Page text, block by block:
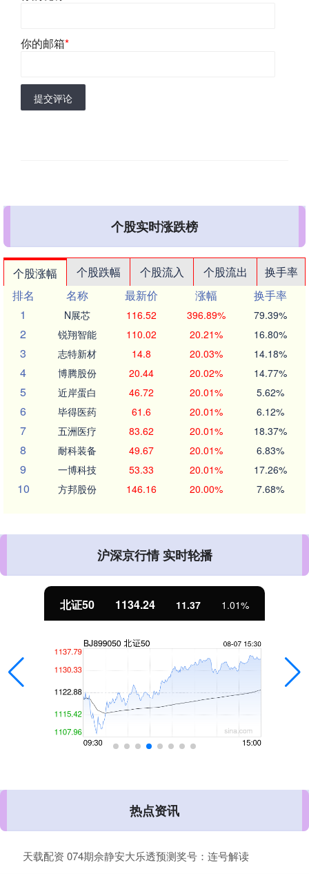
你的邮箱*
提交评论
个股实时涨跌榜
个股涨幅 个股跌幅 个股流入 个股流出
换手率
排名
名称 最新价 涨幅
换手率
1
N展芯 116.52 396.89% 79.39%
2 锐翔智能 110.02 20.21% 16.80%
3 志特新材 14.8 20.03% 14.18%
4 博腾股份 20.44 20.02% 14.77%
5 近岸蛋白 46.72 20.01% 5.62%
6 毕得医药 61.6 20.01% 6.12%
7 五洲医疗 83.62 20.01% 18.37%
8 耐科装备 49.67 20.01% 6.83%
9 一博科技 53.33 20.01% 17.26%
10 方邦股份 146.16 20.00% 7.68%
沪深京行情 实时轮播
北证50 1134.24 11.37 1.01%
热点资讯
天载配资 074期佘静安大乐透预测奖号：连号解读